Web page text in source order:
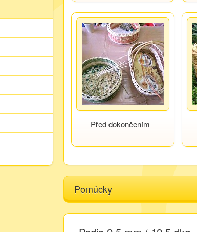
Před dokončením
Pomůcky